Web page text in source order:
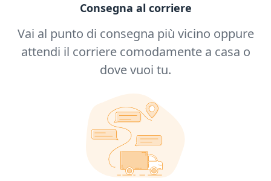
Consegna al corriere
Vai al punto di consegna più vicino oppure
attendi il corriere comodamente a casa o
dove vuoi tu.